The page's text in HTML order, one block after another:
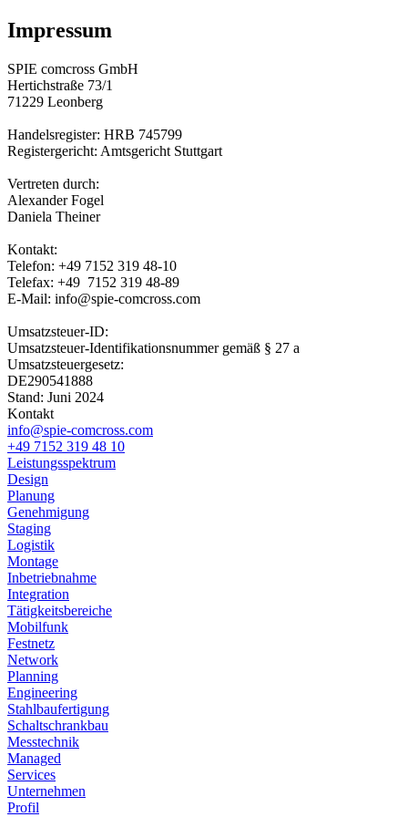
Impressum
SPIE comcross GmbH
Hertichstraße 73/1
71229 Leonberg
Handelsregister: HRB 745799
Registergericht: Amtsgericht Stuttgart
Vertreten durch:
Alexander Fogel
Daniela Theiner
Kontakt:
Telefon: +49 7152 319 48-10
Telefax: +49 7152 319 48-89
E-Mail: info@spie-comcross.com
Umsatzsteuer-ID:
Umsatzsteuer-Identifikationsnummer gemäß § 27 a
Umsatzsteuergesetz:
DE290541888
Stand: Juni 2024
Kontakt
info@spie-comcross.com
+49 7152 319 48 10
Leistungsspektrum
Design
Planung
Genehmigung
Staging
Logistik
Montage
Inbetriebnahme
Integration
Tätigkeitsbereiche
Mobilfunk
Festnetz
Network
Planning
Engineering
Stahlbaufertigung
Schaltschrankbau
Messtechnik
Managed
Services
Unternehmen
Profil